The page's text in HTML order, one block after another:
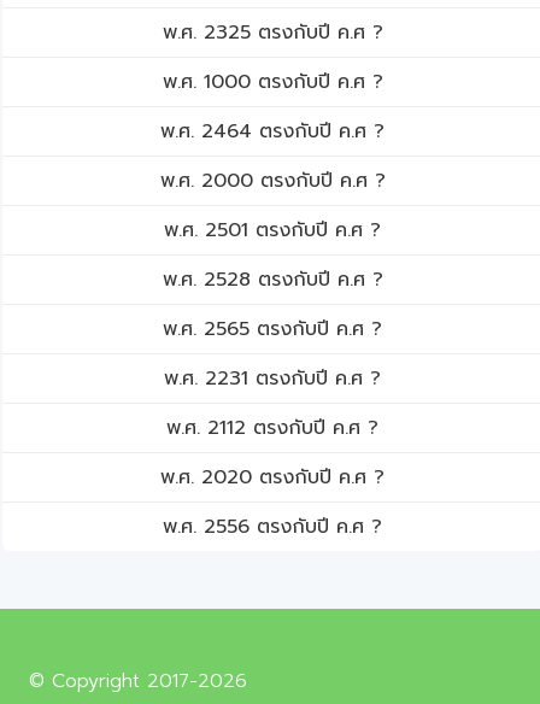
พ.ศ. 2325 ตรงกับปี ค.ศ ?
พ.ศ. 1000 ตรงกับปี ค.ศ ?
พ.ศ. 2464 ตรงกับปี ค.ศ ?
พ.ศ. 2000 ตรงกับปี ค.ศ ?
พ.ศ. 2501 ตรงกับปี ค.ศ ?
พ.ศ. 2528 ตรงกับปี ค.ศ ?
พ.ศ. 2565 ตรงกับปี ค.ศ ?
พ.ศ. 2231 ตรงกับปี ค.ศ ?
พ.ศ. 2112 ตรงกับปี ค.ศ ?
พ.ศ. 2020 ตรงกับปี ค.ศ ?
พ.ศ. 2556 ตรงกับปี ค.ศ ?
© Copyright 2017-2026